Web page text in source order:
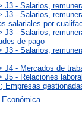
- Salarios,
J3 - Salarios,
salariales por
J3 - Salarios,
de pago
J3 - Salarios,
- Mercados de
J5 - Relaciones
Empresas